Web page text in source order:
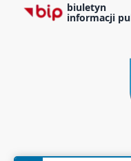
biuletyn
informacji